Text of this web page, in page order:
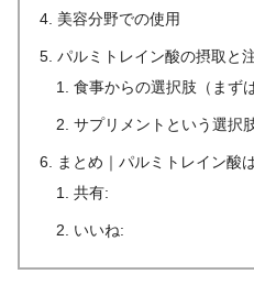
美容分野での使用
パルミトレイン酸の摂取と
食事からの選択肢（まず
サプリメントという選択
まとめ｜パルミトレイン酸
共有:
いいね: